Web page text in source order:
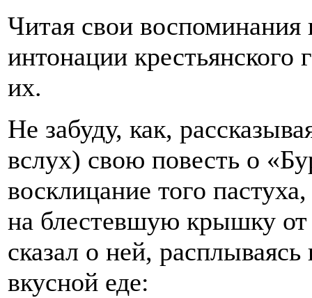
Читая свои воспоминания
интонации крестьянского
их.
Не забуду, как,
вслух) свою повесть о
восклицание того
на блестевшую крышку
сказал о ней,
вкусной еде: